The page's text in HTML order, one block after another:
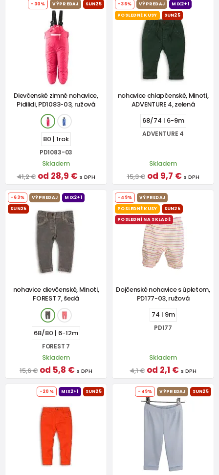
-30% VÝPREDAJ SUN25
Dievčenské zimné nohavice,
Pidilidi, PD1083-03, ružová
80 | 1rok
PD1083-03
Skladem
41,2 € od 28,9 € s DPH
-36% VÝPREDAJ
MIX2+1
POSLEDNÉ KUSY
SUN25
nohavice chlapčenské, Minoti,
ADVENTURE 4, zelená
68/74 | 6-9m
ADVENTURE 4
Skladem
15,3 € od 9,7 € s DPH
-63% VÝPREDAJ
MIX2+1
SUN25
nohavice dievčenské, Minoti,
FOREST 7, šedá
68/80 | 6-12m
FOREST 7
Skladem
15,6 € od 5,8 € s DPH
-49%
VÝPREDAJ
POSLEDNÉ KUSY
SUN25
POSLEDNÍ NA SKLADĚ
Dojčenské nohavice s úpletom,
PD177-03, ružová
74 | 9m
PD177
Skladem
4,1 € od 2,1 € s DPH
-20% MIX2+1 SUN25 -49% VÝPREDAJ SUN25